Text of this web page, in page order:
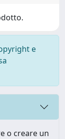
e
o creare un